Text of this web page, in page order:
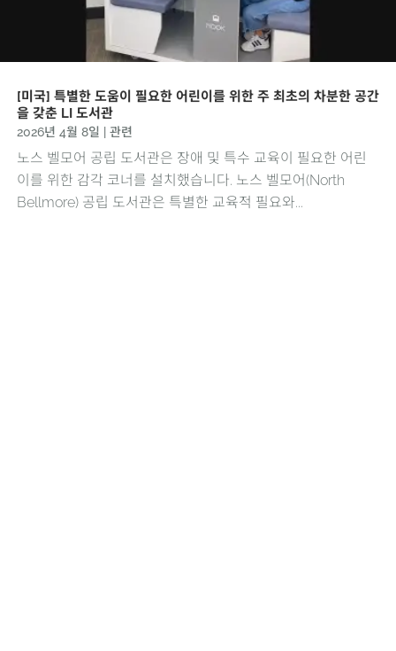
[미국] 특별한 도움이 필요한 어린이를 위한 주 최초의 차분한 공간
을 갖춘 LI 도서관
2026년 4월 8일 관련
노스 벨모어 공립 도서관은 장애 및 특수 교육이 필요한 어린
이를 위한 감각 코너를 설치했습니다. 노스 벨모어(North
Bellmore) 공립 도서관은 특별한 교육적 필요와...